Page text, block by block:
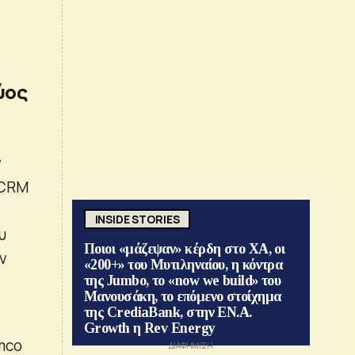
INSIDE STORIES
Ποιοι «μάζεψαν» κέρδη στο ΧΑ, οι
«200+» του Μυτιληναίου, η κόντρα
της Jumbo, το «now we build» του
Μανουσάκη, το επόμενο στοίχημα
της CrediaBank, στην ΕΝ.Α.
Growth η Rev Energy